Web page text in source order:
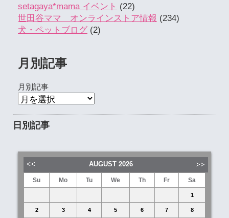
setagaya*mama イベント (22)
世田谷ママ オンラインストア情報 (234)
犬・ペットブログ (2)
月別記事
月別記事
日別記事
AUGUST 2026
Su Mo Tu We Th Fr Sa
1
2 3 4 5 6 7 8